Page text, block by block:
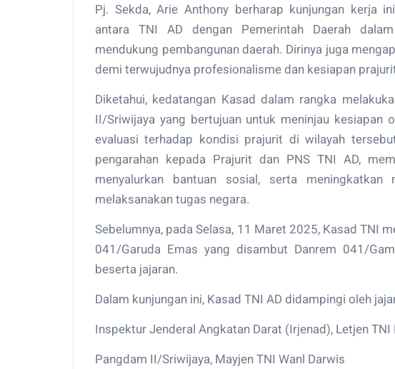
Pj. Sekda, Arie Anthony berharap kunjungan kerja
antara TNI AD dengan Pemerintah Daerah
mendukung pembangunan daerah. Dirinya juga
demi terwujudnya profesionalisme dan kesiapan
Diketahui, kedatangan Kasad dalam rangka
II/Sriwijaya yang bertujuan untuk meninjau kesiapan
evaluasi terhadap kondisi prajurit di wilayah
pengarahan kepada Prajurit dan PNS TNI AD,
menyalurkan bantuan sosial, serta
melaksanakan tugas negara.
Sebelumnya, pada Selasa, 11 Maret 2025, Kasad TNI
041/Garuda Emas yang disambut Danrem 041/
beserta jajaran.
Dalam kunjungan ini, Kasad TNI AD didampingi oleh
Inspektur Jenderal Angkatan Darat (Irjenad), Letjen
Pangdam II/Sriwijaya, Mayjen TNI Wanl Darwis